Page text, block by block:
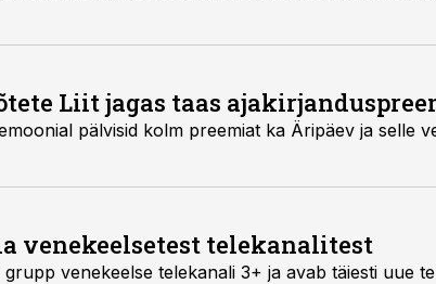
Liit jagas taas
pälvisid kolm preemiat ka Äripäev ja selle
venekeelsetest telekanalitest
venekeelse telekanali 3+ ja avab täiesti uue